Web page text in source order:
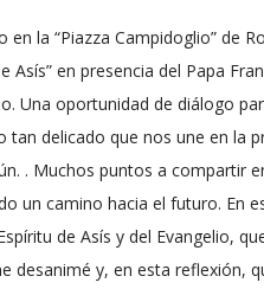
la “Piazza Campidoglio” de
Asís” en presencia del Papa
Una oportunidad de diálogo
delicado que nos une en
. Muchos puntos a
un camino hacia el futuro. En
de Asís y del Evangelio,
y, en esta reflexión,